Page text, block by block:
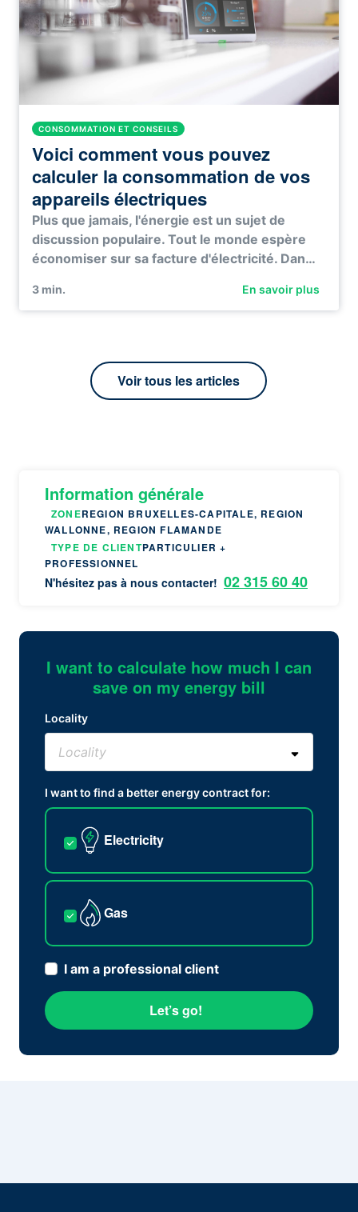
CONSOMMATION ET CONSEILS
Voici comment vous pouvez
calculer la consommation de vos
appareils électriques
Plus que jamais, l'énergie est un sujet de
discussion populaire. Tout le monde espère
économiser sur sa facture d'électricité. Dan…
3 min. En savoir plus
Voir tous les articles
Information générale
ZONEREGION BRUXELLES-CAPITALE, REGION
WALLONNE, REGION FLAMANDE
TYPE DE CLIENTPARTICULIER +
PROFESSIONNEL
N'hésitez pas à nous contacter! 02 315 60 40
I want to calculate how much I can
save on my energy bill
Locality
I want to find a better energy contract for:
Electricity
Gas
I am a professional client
Let’s go!